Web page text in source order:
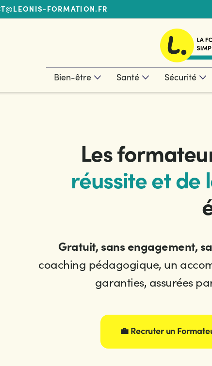
FORMATION.FR
Bien-être Santé Sécurité
Les
réussite et
Gratuit, sans engagement,
coaching pédagogique, un
garanties, assurées
💼 Recruter un